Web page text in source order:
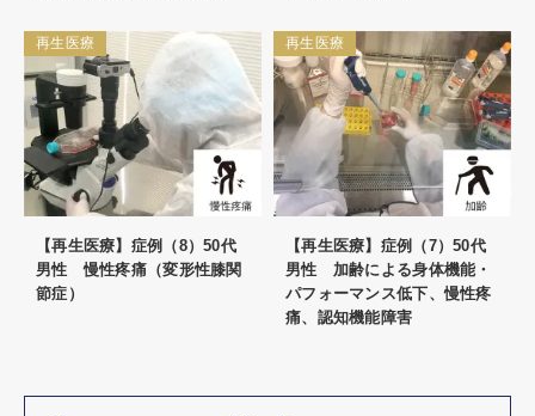
再生医療
【再生医療】症例（8）50代
男性 慢性疼痛（変形性膝関
節症）
再生医療
【再生医療】症例（7）50代
男性 加齢による身体機能・
パフォーマンス低下、慢性疼
痛、認知機能障害